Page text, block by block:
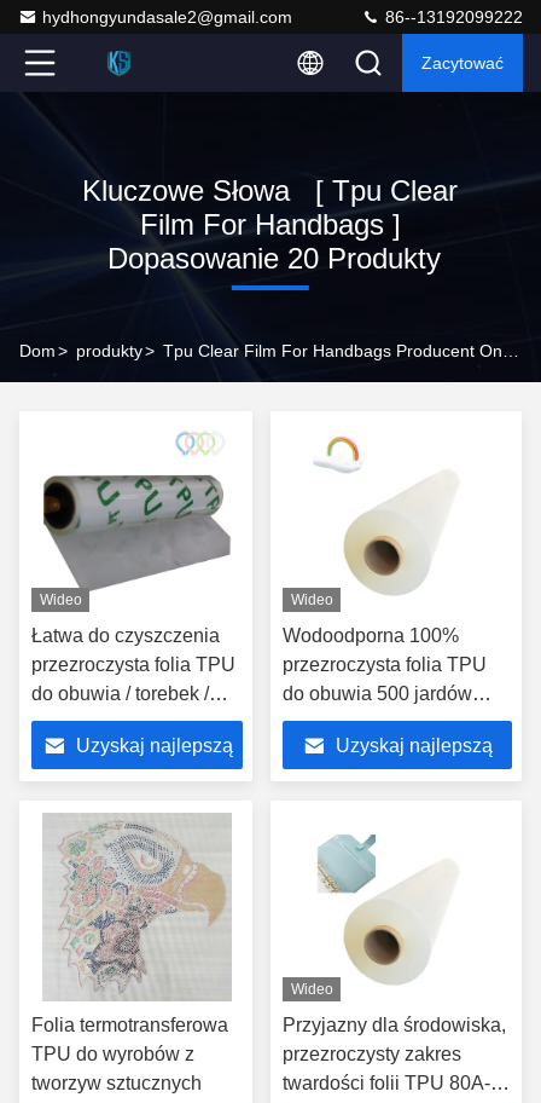
hydhongyundasale2@gmail.com 86--13192099222
Zacytować
Kluczowe Słowa [ Tpu Clear
Film For Handbags ]
Dopasowanie 20 Produkty
Dom> produkty>
Wideo
Łatwa do czyszczenia
przezroczysta folia TPU
do obuwia / torebek /
rękodzieła
Uzyskaj najlepszą
Wideo
Wodoodporna 100%
przezroczysta folia TPU
do obuwia 500 jardów
MOQ
Uzyskaj najlepszą
Folia termotransferowa
TPU do wyrobów z
tworzyw sztucznych
Wideo
Przyjazny dla środowiska,
przezroczysty zakres
twardości folii TPU 80A-